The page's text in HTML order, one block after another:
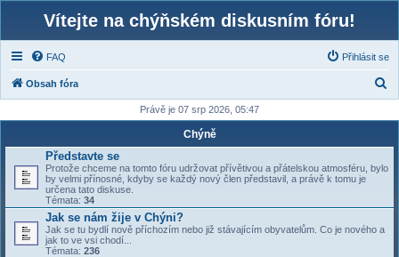
Vítejte na chýňském diskusním fóru!
FAQ Přihlásit se
Obsah fóra
d
Právě je 07 srp 2026, 05:47
Chýně
Představte se
Protože chceme na tomto fóru udržovat přívětivou a přátelskou atmosféru, bylo
by velmi přínosné, kdyby se každý nový člen představil, a právě k tomu je
určena tato diskuse.
Témata: 34
Jak se nám žije v Chýni?
Jak se tu bydlí nově příchozím nebo již stávajícím obyvatelům. Co je nového a
jak to ve vsi chodí...
Témata: 236